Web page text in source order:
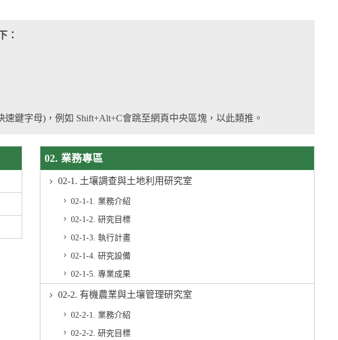
：
鍵字母)，例如 Shift+Alt+C會跳至網頁中央區塊，以此類推。
02. 業務專區
02-1. 土壤調查與土地利用研究室
02-1-1. 業務介紹
02-1-2. 研究目標
02-1-3. 執行計畫
02-1-4. 研究設備
02-1-5. 專業成果
02-2. 有機農業與土壤管理研究室
02-2-1. 業務介紹
02-2-2. 研究目標